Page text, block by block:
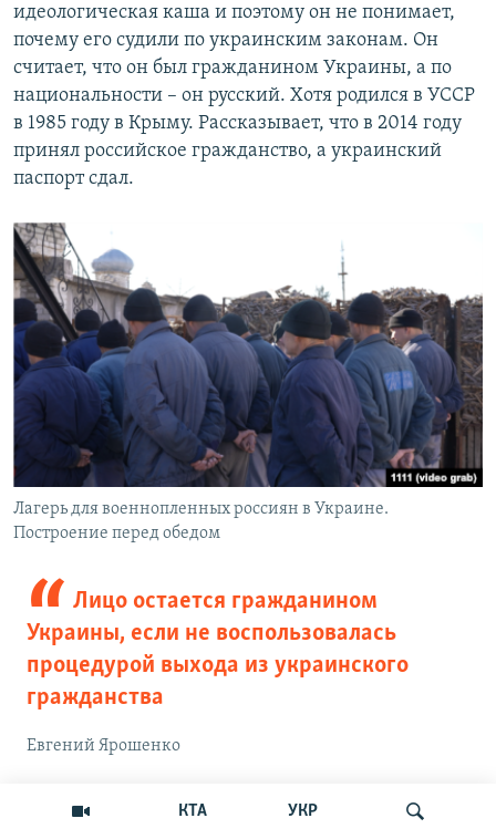
КТА УКР
идеологическая каша и поэтому он не понимает,
почему его судили по украинским законам. Он
считает, что он был гражданином Украины, а по
национальности – он русский. Хотя родился в УССР
в 1985 году в Крыму. Рассказывает, что в 2014 году
принял российское гражданство, а украинский
паспорт сдал.
Лагерь для военнопленных россиян в Украине.
Построение перед обедом
Лицо остается гражданином
Украины, если не воспользовалась
процедурой выхода из украинского
гражданства
Евгений Ярошенко
После 2014 года крымчане не проходили процедуру